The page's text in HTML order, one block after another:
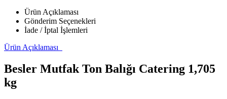
Ürün Açıklaması
Gönderim Seçenekleri
İade / İptal İşlemleri
Ürün Açıklaması
Besler Mutfak Ton Balığı Catering 1,705
kg